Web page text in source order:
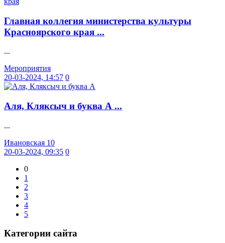
Главная коллегия министерства культуры
Красноярского края ...
...
Мероприятия
20-03-2024, 14:57 0
Аля, Кляксыч и буква А ...
...
Ивановская 10
20-03-2024, 09:35 0
0
1
2
3
4
5
Категории сайта